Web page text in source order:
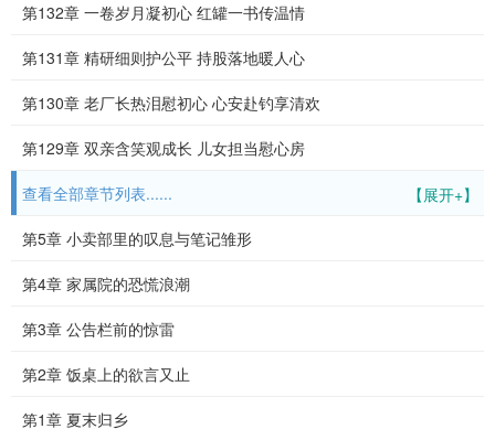
第132章 一卷岁月凝初心 红罐一书传温情
第131章 精研细则护公平 持股落地暖人心
第130章 老厂长热泪慰初心 心安赴钓享清欢
第129章 双亲含笑观成长 儿女担当慰心房
【展开+】
查看全部章节列表......
第5章 小卖部里的叹息与笔记雏形
第4章 家属院的恐慌浪潮
第3章 公告栏前的惊雷
第2章 饭桌上的欲言又止
第1章 夏末归乡